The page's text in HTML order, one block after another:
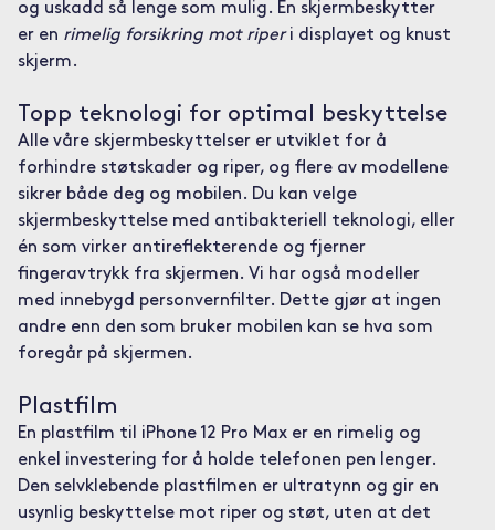
og uskadd så lenge som mulig. En skjermbeskytter
er en rimelig forsikring mot riperi displayet og knust
skjerm.
Topp teknologi for optimal beskyttelse
Alle våre skjermbeskyttelser er utviklet for å
forhindre støtskader og riper, og flere av modellene
sikrer både deg og mobilen. Du kan velge
skjermbeskyttelse med antibakteriell teknologi, eller
én som virker antireflekterende og fjerner
fingeravtrykk fra skjermen. Vi har også modeller
med innebygd personvernfilter. Dette gjør at ingen
andre enn den som bruker mobilen kan se hva som
foregår på skjermen.
Plastfilm
En plastfilm til iPhone 12 Pro Max er en rimelig og
enkel investering for å holde telefonen pen lenger.
Den selvklebende plastfilmen er ultratynn og gir en
usynlig beskyttelse mot riper og støt, uten at det